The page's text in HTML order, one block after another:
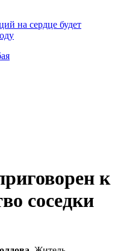
на сердце будет
к
соседки